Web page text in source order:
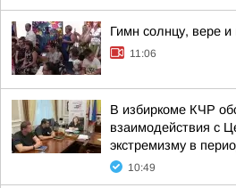
Гимн солнцу, вере и
11:06
В избиркоме КЧР
взаимодействия с
экстремизму в
10:49